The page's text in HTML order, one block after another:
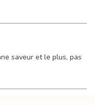
saveur et le plus, pas